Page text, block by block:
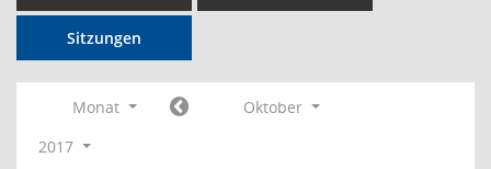
Sitzungen
Monat
Oktober
2017